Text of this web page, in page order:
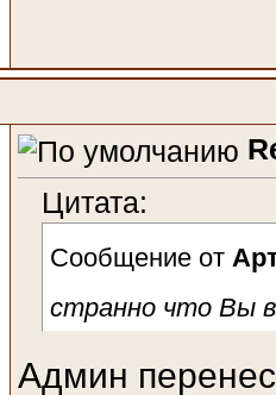
Цитата:
Сообщение от
странно что Вы
Админ